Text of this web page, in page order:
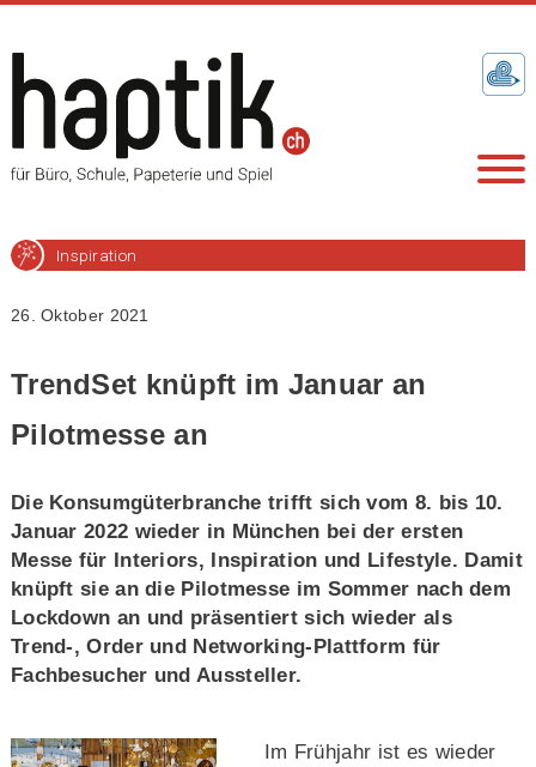
Inspiration
26. Oktober 2021
TrendSet knüpft im Januar an
Pilotmesse an
Die Konsumgüterbranche trifft sich vom 8. bis 10.
Januar 2022 wieder in München bei der ersten
Messe für Interiors, Inspiration und Lifestyle. Damit
knüpft sie an die Pilotmesse im Sommer nach dem
Lockdown an und präsentiert sich wieder als
Trend-, Order und Networking-Plattform für
Fachbesucher und Aussteller.
Im Frühjahr ist es wieder